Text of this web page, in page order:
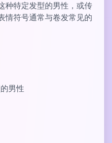
种特定发型的男性，或传
情符号通常与卷发常见的
男性